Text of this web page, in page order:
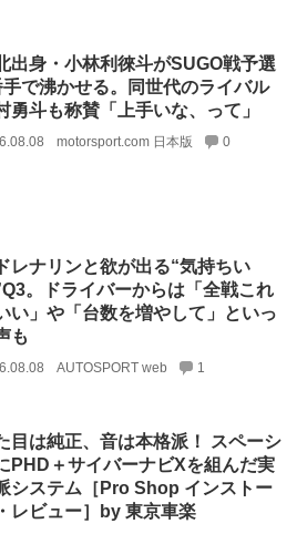
出身・小林利徠斗がSUGO戦予選
で沸かせる。同世代のライバル
勇斗も称賛「上手いな、って」
motorsport.com 日本版 0
レナリンと欲が出る“気持ちい
。ドライバーからは「全戦これ
い」や「台数を増やして」といっ
も
AUTOSPORT web 1
目は純正、音は本格派！ スペーシ
PHD＋サイバーナビXを組んだ実
システム［Pro Shop インストー
レビュー］by 東京車楽